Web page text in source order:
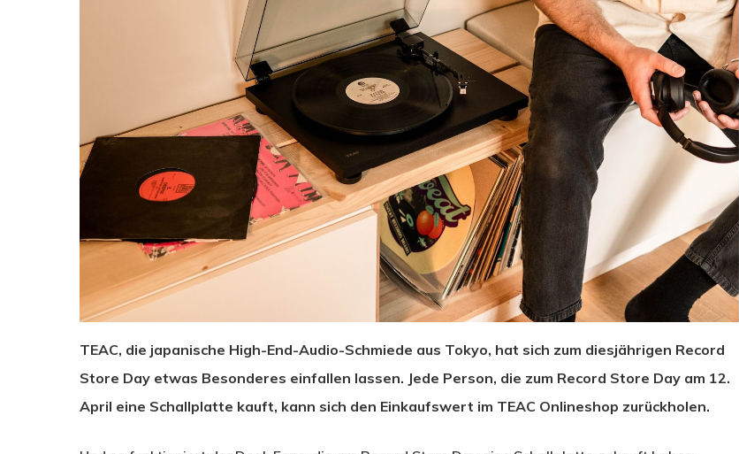
Drücken Sie Enter zum Suchen oder ESC zum Schließen.
TEAC, die japanische High-End-Audio-Schmiede aus Tokyo, hat sich zum diesjährigen Record
Store Day etwas Besonderes einfallen lassen. Jede Person, die zum Record Store Day am 12.
April eine Schallplatte kauft, kann sich den Einkaufswert im TEAC Onlineshop zurückholen.